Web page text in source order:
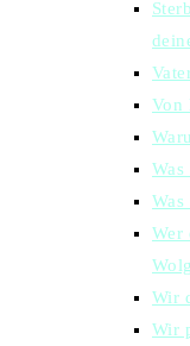
Von
Wer
Wir
Wir